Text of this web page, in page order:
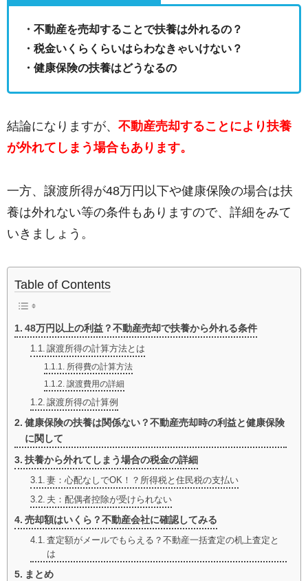
・不動産を売却することで扶養は外れるの？
・税金いくらくらいはらわなきゃいけない？
・健康保険の扶養はどうなるの
結論になりますが、 不動産売却することにより扶養
が外れてしまう場合もあります。
一方、譲渡所得が48万円以下や健康保険の場合は扶
養は外れない等の条件もありますので、詳細をみて
いきましょう。
Table of Contents
48万円以上の利益？不動産売却で扶養から外れる条件
譲渡所得の計算方法とは
所得費の計算方法
譲渡費用の詳細
譲渡所得の計算例
健康保険の扶養は関係ない？不動産売却時の利益と健康保険
に関して
扶養から外れてしまう場合の税金の詳細
妻：心配なしでOK！？所得税と住民税の支払い
夫：配偶者控除が受けられない
売却額はいくら？不動産会社に確認してみる
査定額がメールでもらえる？不動産一括査定の机上査定と
は
まとめ